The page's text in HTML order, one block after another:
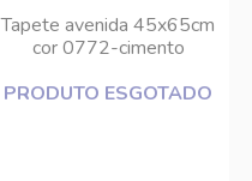
Tapete avenida 45x65cm
cor 0772-cimento
PRODUTO ESGOTADO